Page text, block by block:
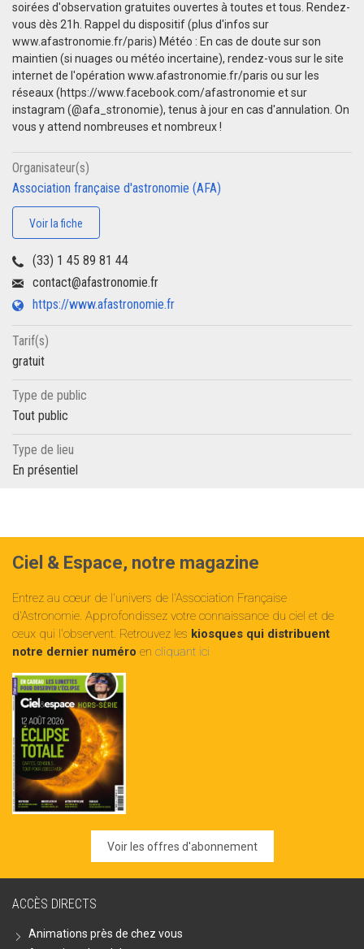
soirées d'observation gratuites ouvertes à toutes et tous. Rendez-
vous dès 21h. Rappel du dispositif (plus d'infos sur
www.afastronomie.fr/paris) Météo : En cas de doute sur son
maintien (si nuages ou météo incertaine), rendez-vous sur le site
internet de l'opération www.afastronomie.fr/paris ou sur les
réseaux (https://www.facebook.com/afastronomie et sur
instagram (@afa_stronomie), tenus à jour en cas d'annulation. On
vous y attend nombreuses et nombreux !
Organisateur(s)
Association française d'astronomie (AFA)
Voir la fiche
(33) 1 45 89 81 44
contact@afastronomie.fr
https://www.afastronomie.fr
Tarif(s)
gratuit
Type de public
Tout public
Type de lieu
En présentiel
Ciel & Espace, notre magazine
Entrez au cœur de l'univers de l'Association Française
d'Astronomie. Approfondissez votre connaissance du ciel et de
ceux qui l'observent. Retrouvez les kiosques qui distribuent
notre dernier numéro en cliquant ici
Voir les offres d'abonnement
ACCÈS DIRECTS
Animations près de chez vous